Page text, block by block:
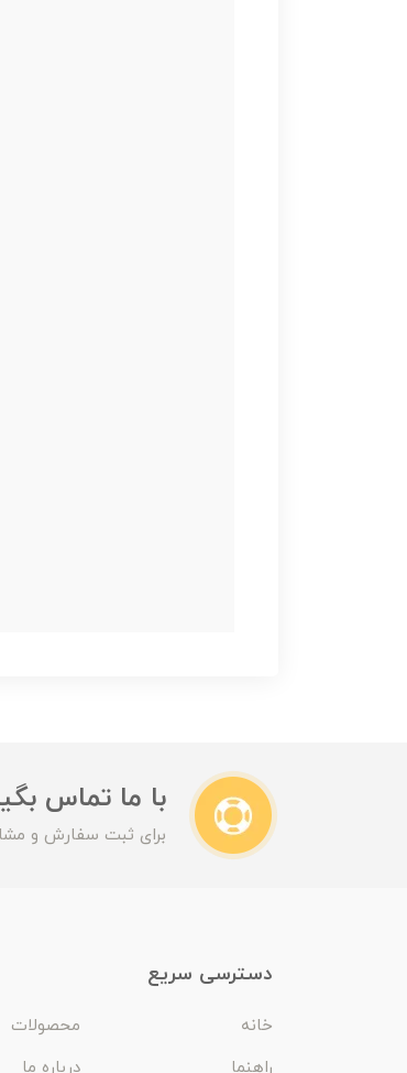
با ما تماس
برای ثبت سفارش و
دسترسی سریع
خانه
محصولات
راهنما
درباره ما